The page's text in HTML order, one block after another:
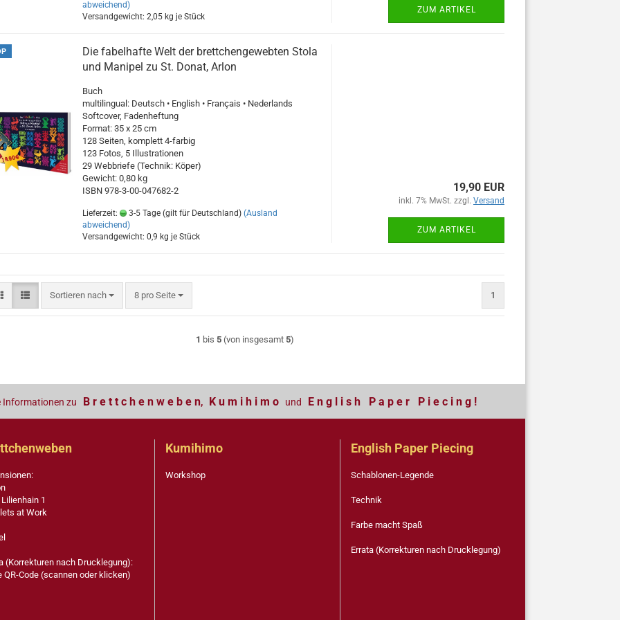
abweichend)
Versandgewicht: 2,05 kg je Stück
ZUM ARTIKEL
Die fabelhafte Welt der brettchengewebten Stola
und Manipel zu St. Donat, Arlon
Buch
multilingual: Deutsch • English • Français • Nederlands
Softcover, Fadenheftung
Format: 35 x 25 cm
128 Seiten, komplett 4-farbig
123 Fotos, 5 Illustrationen
29 Webbriefe (Technik: Köper)
Gewicht: 0,80 kg
ISBN 978-3-00-047682-2
Lieferzeit: 3-5 Tage (gilt für Deutschland) (Ausland
abweichend)
Versandgewicht: 0,9 kg je Stück
19,90 EUR
inkl. 7% MwSt. zzgl. Versand
ZUM ARTIKEL
Sortieren nach
Sortieren nach 8 pro Seite
pro Seite 1
1 bis 5 (von insgesamt 5)
zu B r e t t c h e n w e b e n, K u m i h i m o und E n g l i s h P a p e r P i e c i n g !
Lilienhain 1
at Work
(Korrekturen nach Drucklegung):
QR-Code (scannen oder klicken)
Kumihimo
Workshop
English Paper Piecing
Schablonen-Legende
Technik
Farbe macht Spaß
Errata (Korrekturen nach Drucklegung)